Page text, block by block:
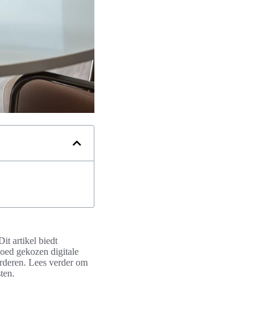
artikel biedt
gekozen digitale
Lees verder om